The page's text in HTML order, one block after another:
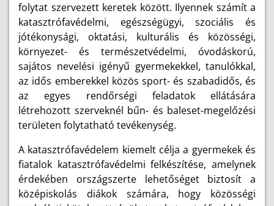
folytat szervezett keretek között. Ilyennek számít a
katasztrófavédelmi, egészségügyi, szociális és
jótékonysági, oktatási, kulturális és közösségi,
környezet- és természetvédelmi, óvodáskorú,
sajátos nevelési igényű gyermekekkel, tanulókkal,
az idős emberekkel közös sport- és szabadidős, és
az egyes rendőrségi feladatok ellátására
létrehozott szerveknél bűn- és baleset-megelőzési
területen folytatható tevékenység.
A katasztrófavédelem kiemelt célja a gyermekek és
fiatalok katasztrófavédelmi felkészítése, amelynek
érdekében országszerte lehetőséget biztosít a
középiskolás diákok számára, hogy közösségi